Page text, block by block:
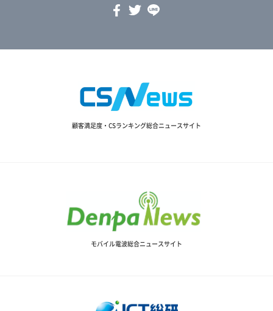
顧客満足度・CSランキング総合ニュースサイト
モバイル電波総合ニュースサイト